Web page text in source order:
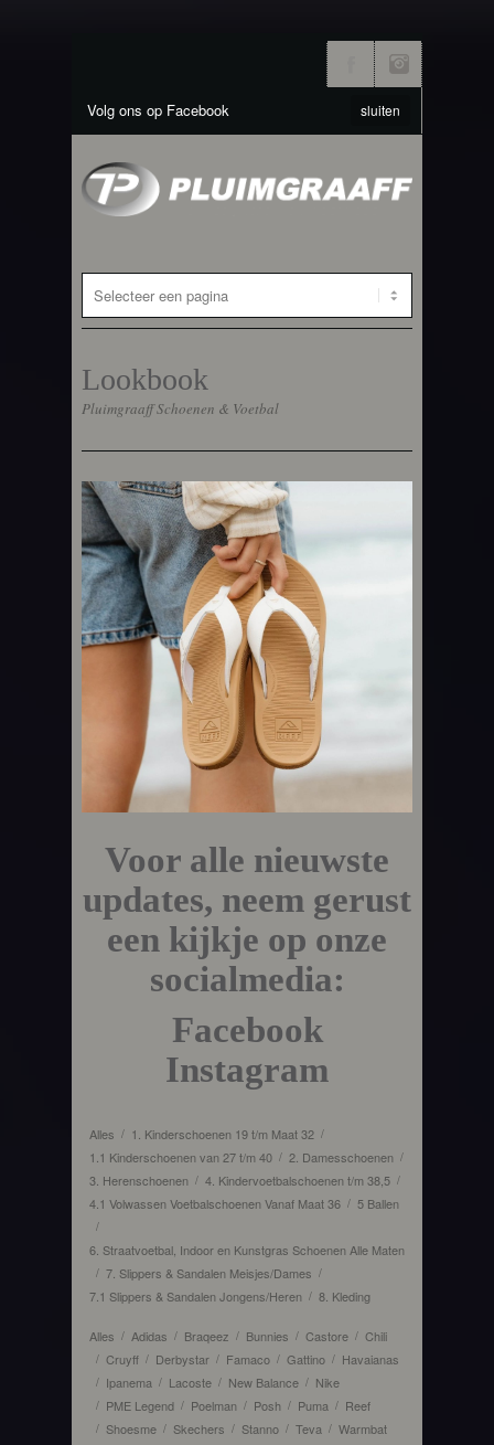
Volg ons op Facebook sluiten
Lookbook
Pluimgraaff Schoenen & Voetbal
Voor alle nieuwste
updates, neem gerust
een kijkje op onze
socialmedia:
Facebook
Instagram
Alles / 1. Kinderschoenen 19 t/m Maat 32 /
1.1 Kinderschoenen van 27 t/m 40 / 2. Damesschoenen /
3. Herenschoenen / 4. Kindervoetbalschoenen t/m 38,5 /
4.1 Volwassen Voetbalschoenen Vanaf Maat 36 / 5 Ballen
/
6. Straatvoetbal, Indoor en Kunstgras Schoenen Alle Maten
/ 7. Slippers & Sandalen Meisjes/Dames /
7.1 Slippers & Sandalen Jongens/Heren / 8. Kleding
Alles / Adidas / Braqeez / Bunnies / Castore / Chili
/ Cruyff / Derbystar / Famaco / Gattino / Havaianas
/ Ipanema / Lacoste / New Balance / Nike
/ PME Legend / Poelman / Posh / Puma / Reef
/ Shoesme / Skechers / Stanno / Teva / Warmbat